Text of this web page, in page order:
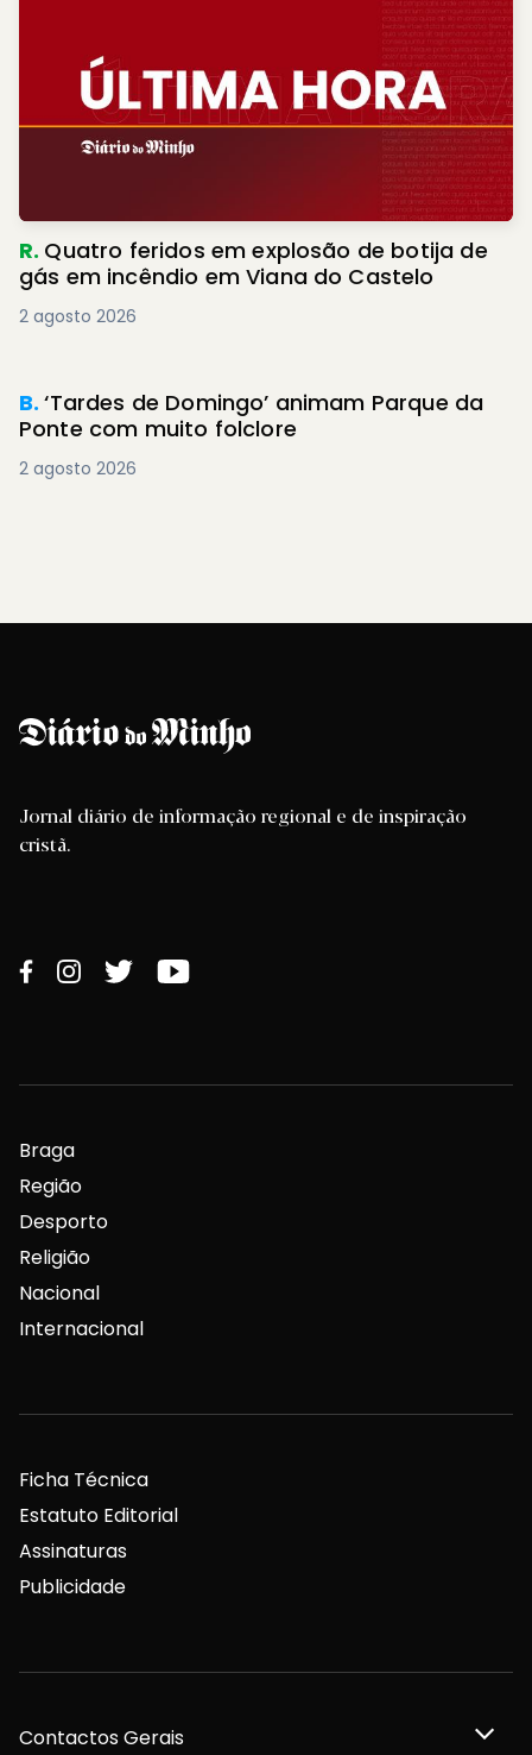
R. Quatro feridos em explosão de botija de
gás em incêndio em Viana do Castelo
2 agosto 2026
B.‘Tardes de Domingo’ animam Parque da
Ponte com muito folclore
2 agosto 2026
Jornal diário de informação regional e de inspiração
cristã.
Braga
Região
Desporto
Religião
Nacional
Internacional
Ficha Técnica
Estatuto Editorial
Assinaturas
Publicidade
Contactos Gerais